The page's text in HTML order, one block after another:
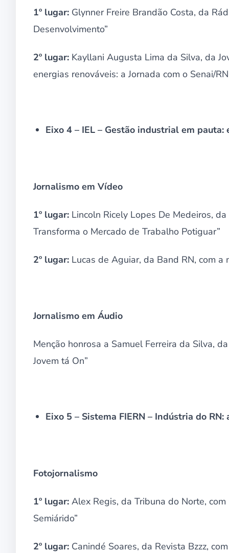
1º lugar: Glynner Freire Brandão Costa, da
Desenvolvimento”
2º lugar: Kayllani Augusta Lima da Silva, da
energias renováveis: a Jornada com o Senai/
Eixo 4 – IEL – Gestão industrial em
Jornalismo em Vídeo
1º lugar: Lincoln Ricely Lopes De Medeiros,
Transforma o Mercado de Trabalho Potiguar”
2º lugar: Lucas de Aguiar, da Band RN, com a
Jornalismo em Áudio
Menção honrosa a Samuel Ferreira da Silva,
Jovem tá On”
Eixo 5 – Sistema FIERN – Indústria do
Fotojornalismo
1º lugar: Alex Regis, da Tribuna do Norte,
Semiárido”
2º lugar: Canindé Soares, da Revista Bzzz,